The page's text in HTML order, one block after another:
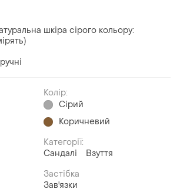
шкіра сірого кольору:
Колір:
Сірий
Коричневий
Категорії:
Сандалі
Взуття
Застібка
Зав'язки